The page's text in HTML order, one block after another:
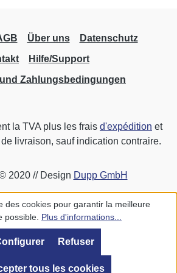
Über uns
Datenschutz
Hilfe/Support
Zahlungsbedingungen
la TVA plus les frais d'expédition et
livraison, sauf indication contraire.
2020 // Design Dupp GmbH
des cookies pour garantir la meilleure
possible. Plus d'informations...
Refuser
tous les cookies